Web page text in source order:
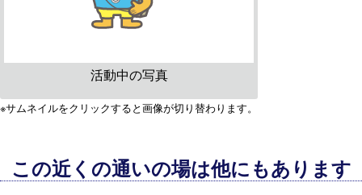
活動中の写真
※サムネイルをクリックすると画像が切り替わります。
この近くの通いの場は他にもあります